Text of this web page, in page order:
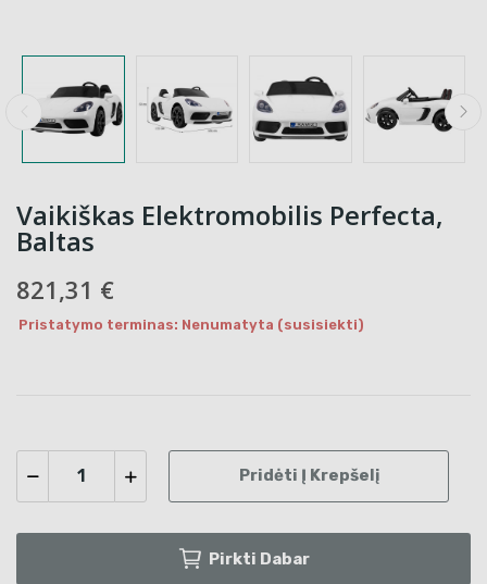
Vaikiškas Elektromobilis Perfecta,
Baltas
821,31 €
Pristatymo terminas: Nenumatyta (susisiekti)
Pridėti Į Krepšelį
Pirkti Dabar